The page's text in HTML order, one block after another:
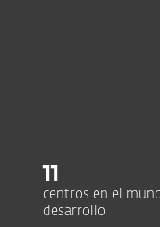
11
centros en el
desarrollo